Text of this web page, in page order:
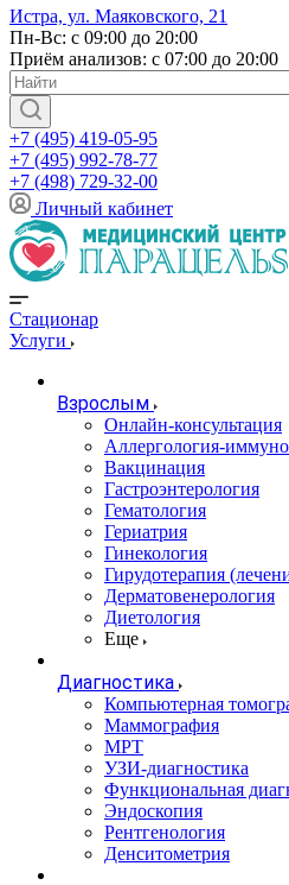
Истра, ул. Маяковского, 21
Пн-Вс: с 09:00 до 20:00
Приём анализов: с 07:00 до 20:00
+7 (495) 419-05-95
+7 (495) 992-78-77
+7 (498) 729-32-00
Личный кабинет
Стационар
Услуги
Взрослым
Онлайн-консультация
Аллергология-
Вакцинация
Гастроэнтерология
Гематология
Гериатрия
Гинекология
Гирудотерапия
Дерматовенерология
Диетология
Еще
Диагностика
Компьютерная
Маммография
МРТ
УЗИ-диагностика
Функциональная
Эндоскопия
Рентгенология
Денситометрия